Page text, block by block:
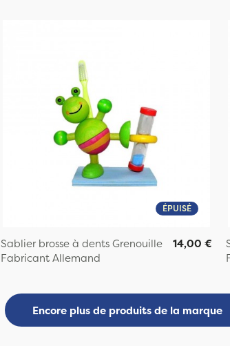
ÉPUISÉ
Sablier brosse à dents Grenouille
Fabricant Allemand
14,00 €
Encore plus de produits de la marque